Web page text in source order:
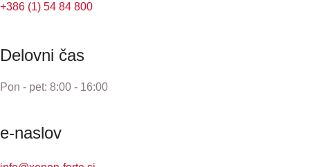
+386 (1) 54 84 800
Delovni čas
Pon - pet: 8:00 - 16:00
e-naslov